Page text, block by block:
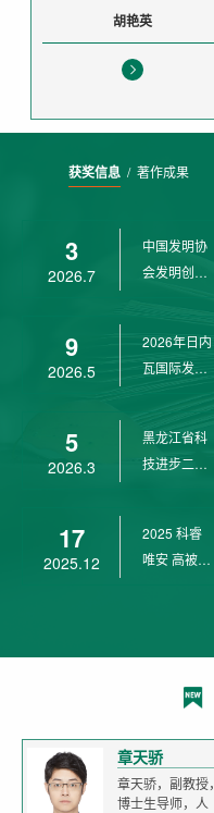
胡艳英
获奖信息/ 著作成果
3
2026.7
中国发明协
会发明创业
9
2026.5
2026年日内
瓦国际发明
5
2026.3
黑龙江省科
技进步二等
17
2025.12
2025 科睿
唯安 高被引
章天骄
章天骄，副教授，
博士生导师，人